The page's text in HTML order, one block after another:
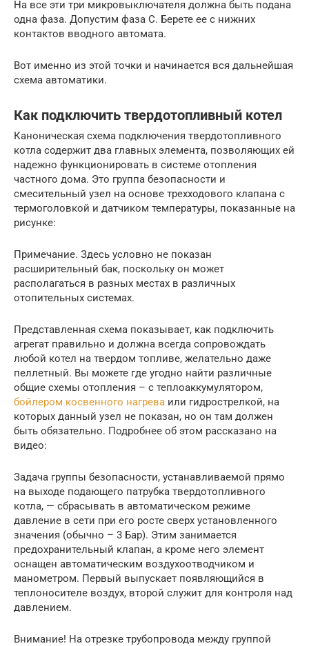
На все эти три микровыключателя должна быть подана
одна фаза. Допустим фаза С. Берете ее с нижних
контактов вводного автомата.
Вот именно из этой точки и начинается вся дальнейшая
схема автоматики.
Как подключить твердотопливный котел
Каноническая схема подключения твердотопливного
котла содержит два главных элемента, позволяющих ей
надежно функционировать в системе отопления
частного дома. Это группа безопасности и
смесительный узел на основе трехходового клапана с
термоголовкой и датчиком температуры, показанные на
рисунке:
Примечание. Здесь условно не показан
расширительный бак, поскольку он может
располагаться в разных местах в различных
отопительных системах.
Представленная схема показывает, как подключить
агрегат правильно и должна всегда сопровождать
любой котел на твердом топливе, желательно даже
пеллетный. Вы можете где угодно найти различные
общие схемы отопления – с теплоаккумулятором,
бойлером косвенного нагрева или гидрострелкой, на
которых данный узел не показан, но он там должен
быть обязательно. Подробнее об этом рассказано на
видео:
Задача группы безопасности, устанавливаемой прямо
на выходе подающего патрубка твердотопливного
котла, — сбрасывать в автоматическом режиме
давление в сети при его росте сверх установленного
значения (обычно – 3 Бар). Этим занимается
предохранительный клапан, а кроме него элемент
оснащен автоматическим воздухоотводчиком и
манометром. Первый выпускает появляющийся в
теплоносителе воздух, второй служит для контроля над
давлением.
Внимание! На отрезке трубопровода между группой